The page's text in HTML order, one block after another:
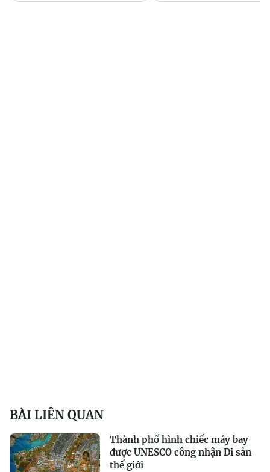
BÀI LIÊN QUAN
Thành phố hình chiếc máy bay
được UNESCO công nhận Di sản
thế giới